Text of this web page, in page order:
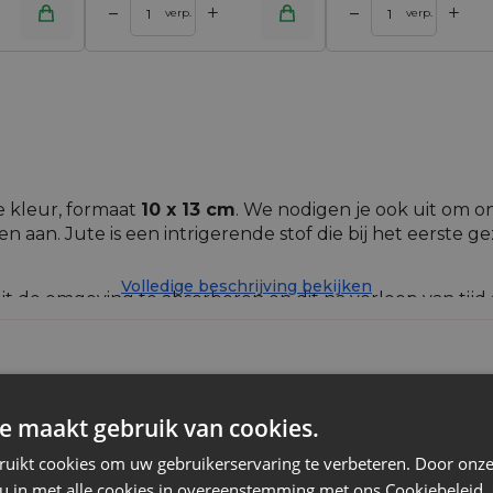
– verp. + – verp. +
Toevoegen aan winkelwagen
kleur, formaat 10 x 13 cm. We nodigen je ook uit om
aan. Jute is een intrigerende stof die bij het eerste
de omgeving te absorberen en dit na verloop van
stof zich uitstekend voor evenementen in een
snuisterijen!
die worden gebruikt voor het maken van zakjes.
Volledige beschrijving bekijken
Jute
maakt gebruik van cookies.
cookies om uw gebruikerservaring te verbeteren. Door